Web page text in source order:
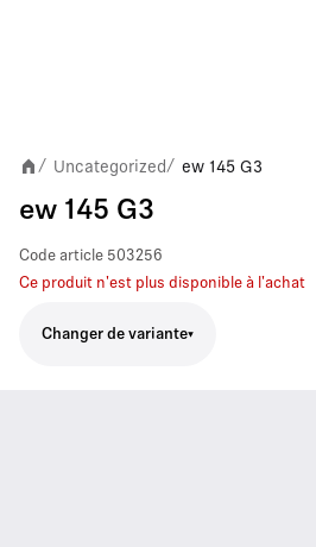
/ Uncategorized / ew 145 G3
ew 145 G3
Code article 503256
Ce produit n'est plus disponible à l'achat
Changer de variante